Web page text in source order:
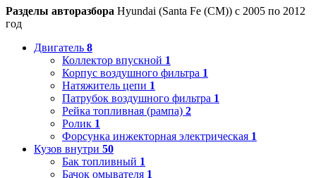
Разделы авторазбора Hyundai (Santa Fe (CM)) с 2005 по 2012
год
Двигатель 8
Коллектор впускной 1
Корпус воздушного фильтра 1
Натяжитель цепи 1
Патрубок воздушного фильтра 1
Рейка топливная (рампа) 2
Ролик 1
Форсунка инжекторная электрическая 1
Кузов внутри 50
Бак топливный 1
Бачок омывателя 1